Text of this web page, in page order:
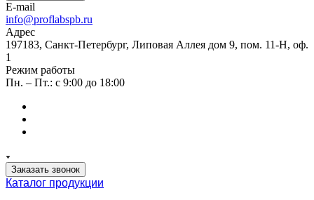
E-mail
info@proflabspb.ru
Адрес
197183, Санкт-Петербург, Липовая Аллея дом 9, пом. 11-Н, оф.
1
Режим работы
Пн. – Пт.: с 9:00 до 18:00
Заказать звонок
Каталог продукции